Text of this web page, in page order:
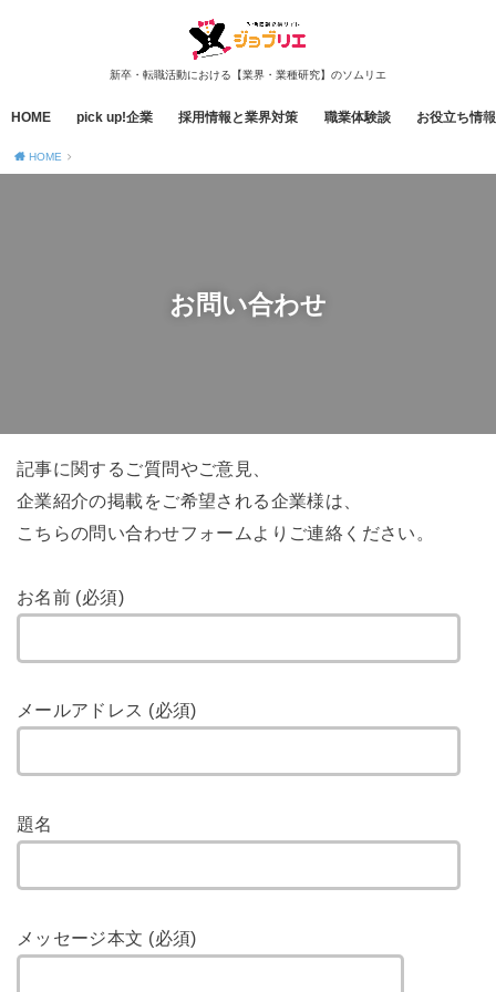
新卒・転職活動における【業界・業種研究】のソムリエ
HOME pick up!企業 採用情報と業界対策 職業体験談 お役立ち情報
HOME
お問い合わせ
記事に関するご質問やご意見、
企業紹介の掲載をご希望される企業様は、
こちらの問い合わせフォームよりご連絡ください。
お名前 (必須)
メールアドレス (必須)
題名
メッセージ本文 (必須)